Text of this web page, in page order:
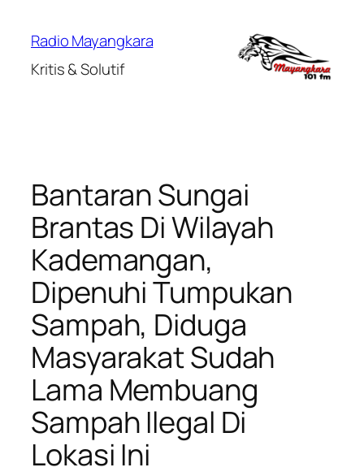
Radio Mayangkara
Kritis & Solutif
Bantaran Sungai
Brantas Di Wilayah
Kademangan,
Dipenuhi Tumpukan
Sampah, Diduga
Masyarakat Sudah
Lama Membuang
Sampah Ilegal Di
Lokasi Ini